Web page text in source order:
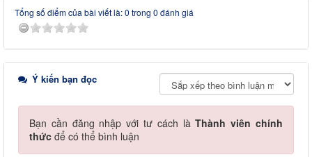
Tổng số điểm của bài viết là: 0 trong 0 đánh giá
Ý kiến bạn đọc
Bạn cần đăng nhập với tư cách làThành viên chính
thức để có thể bình luận